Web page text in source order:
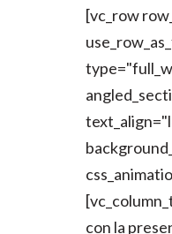
[vc_row
con la